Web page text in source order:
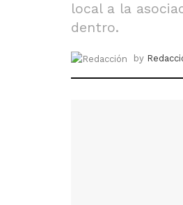
local a la
dentro.
by